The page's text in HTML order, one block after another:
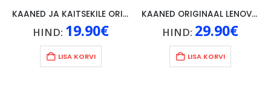
KAANED JA KAITSEKILE ORIGINAAL LENOVO P10, MUST
HIND: 19.90€
LISA KORVI
KAANED ORIGINAAL LENOVO TAB 4 10″, HALL
HIND: 29.90€
LISA KORVI